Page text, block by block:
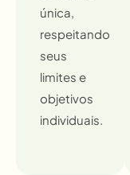
única,
respeitando
seus
limites e
objetivos
individuais.